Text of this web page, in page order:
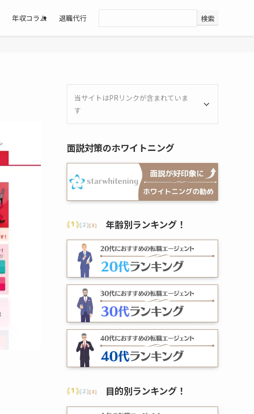
年収コラム 退職代行 検索
当サイトはPRリンクが含まれていま
す
面説対策のホワイトニング
年齢別ランキング ！
目的別ランキング ！